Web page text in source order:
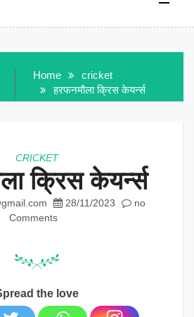
Home
cricket
हरफनमौला क्रिस केयर्न्स
CRICKET
क्रिस केयर्न्स
28/11/2023
no
Comments
the love